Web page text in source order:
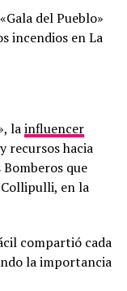
del Pueblo»
incendios en La
lainfluencer
recursos hacia
que
en la
compartió cada
la importancia